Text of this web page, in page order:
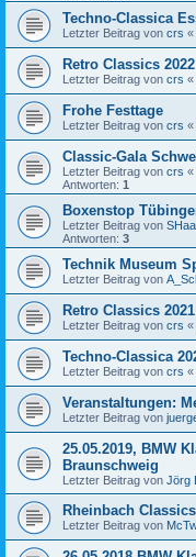
Techno-Classica
Letzter Beitrag von crs «
Retro Classics
Letzter Beitrag von crs «
Frohe Festtage
Letzter Beitrag von crs «
Classic-Gala
Letzter Beitrag von crs «
Antworten: 1
Boxenstop
Letzter Beitrag von
Antworten: 3
Technik Museum
Letzter Beitrag von
Retro Classics
Letzter Beitrag von crs «
Techno-Classica
Letzter Beitrag von crs «
Veranstaltungen:
Letzter Beitrag von
25.05.2019, BMW
Braunschweig
Letzter Beitrag von Jörg
Rheinbach Classics
Letzter Beitrag von